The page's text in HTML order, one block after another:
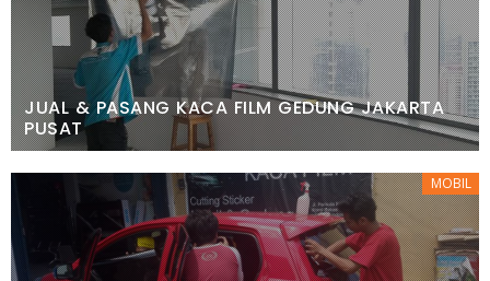
JUAL & PASANG KACA FILM GEDUNG JAKARTA
PUSAT
MOBIL